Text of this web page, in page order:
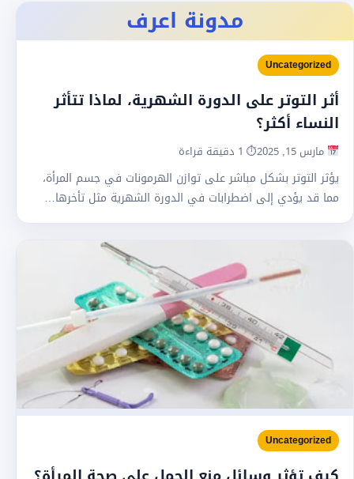
مدونة اعرف
Uncategorized
أثر التوتر على الدورة الشهرية، لماذا تتأثر
النساء أكثر؟
مارس 15, 2025 ⏱ 1 دقيقة قراءة
يؤثر التوتر بشكل مباشر على توازن الهرمونات في جسم المرأة،
مما قد يؤدي إلى اضطرابات في الدورة الشهرية مثل تأخرها…
Uncategorized